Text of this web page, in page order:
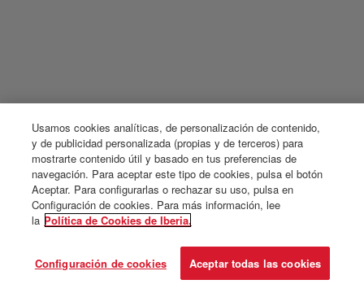
Usamos cookies analíticas, de personalización de contenido,
y de publicidad personalizada (propias y de terceros) para
mostrarte contenido útil y basado en tus preferencias de
navegación. Para aceptar este tipo de cookies, pulsa el botón
Aceptar. Para configurarlas o rechazar su uso, pulsa en
Configuración de cookies. Para más información, lee
la Política de Cookies de Iberia.
Configuración de cookies Aceptar todas las cookies